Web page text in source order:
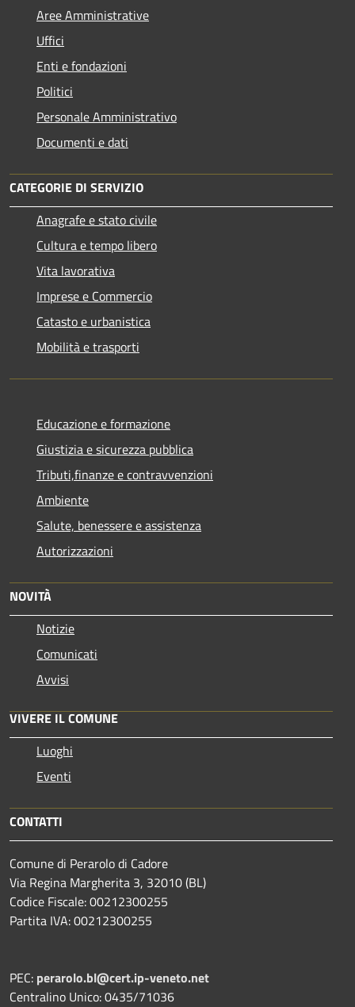
Aree Amministrative
Uffici
Enti e fondazioni
Politici
Personale Amministrativo
Documenti e dati
CATEGORIE DI SERVIZIO
Anagrafe e stato civile
Cultura e tempo libero
Vita lavorativa
Imprese e Commercio
Catasto e urbanistica
Mobilità e trasporti
Educazione e formazione
Giustizia e sicurezza pubblica
Tributi,finanze e contravvenzioni
Ambiente
Salute, benessere e assistenza
Autorizzazioni
NOVITÀ
Notizie
Comunicati
Avvisi
VIVERE IL COMUNE
Luoghi
Eventi
CONTATTI
Comune di Perarolo di Cadore
Via Regina Margherita 3, 32010 (BL)
Codice Fiscale: 00212300255
Partita IVA: 00212300255
PEC: perarolo.bl@cert.ip-veneto.net
Centralino Unico: 0435/71036